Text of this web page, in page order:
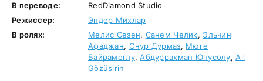
В переводе:
RedDiamond Studio
Режиссер:
Эндер Михлар
В ролях:
Мелис Сезен, Санем Челик,Эльчин
Афаджан, Онур Дурмаз, Мюге
Байрамоглу,Абдуррахман Юнусолу,Ali
Gözüsirin